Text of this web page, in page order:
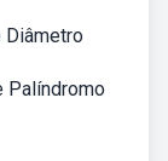
Diâmetro
Palíndromo